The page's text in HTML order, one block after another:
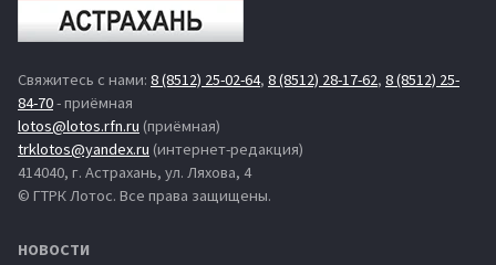
Свяжитесь с нами: 8 (8512) 25-02-64, 8 (8512) 28-17-62, 8 (8512) 25-
84-70- приёмная
lotos@lotos.rfn.ru (приёмная)
trklotos@yandex.ru (интернет-редакция)
414040, г. Астрахань, ул. Ляхова, 4
© ГТРК Лотос. Все права защищены.
НОВОСТИ